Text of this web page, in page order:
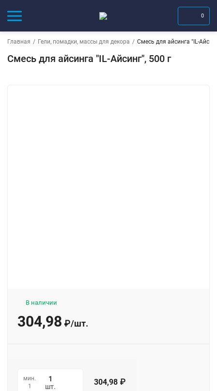
0
Главная / Гели, помадки, массы для декора / Смесь для айсинга "IL-
Смесь для айсинга "IL-Айсинг", 500 г
В наличии
304,98 ₽/шт.
мин.
1
шт. 304,98 ₽